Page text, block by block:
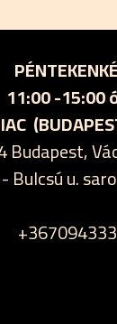
11:00 -15:00
Budapest,
Bulcsú u.